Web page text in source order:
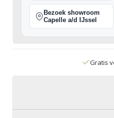
Bezoek showroom
Capelle a/d IJssel
Gratis